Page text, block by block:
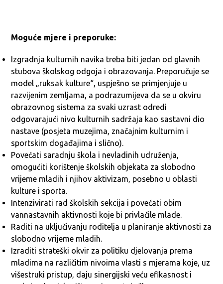
Moguće mjere i preporuke:
Izgradnja kulturnih navika treba biti jedan od glavnih
stubova školskog odgoja i obrazovanja. Preporučuje se
model „ruksak kulture“, uspješno se primjenjuje u
razvijenim zemljama, a podrazumijeva da se u okviru
obrazovnog sistema za svaki uzrast odredi
odgovarajući nivo kulturnih sadržaja kao sastavni dio
nastave (posjeta muzejima, značajnim kulturnim i
sportskim događajima i slično).
Povećati saradnju škola i nevladinih udruženja,
omogućiti korištenje školskih objekata za slobodno
vrijeme mladih i njihov aktivizam, posebno u oblasti
kulture i sporta.
Intenzivirati rad školskih sekcija i povećati obim
vannastavnih aktivnosti koje bi privlačile mlade.
Raditi na uključivanju roditelja u planiranje aktivnosti za
slobodno vrijeme mladih.
Izraditi strateški okvir za politiku djelovanja prema
mladima na različitim nivoima vlasti s mjerama koje, uz
višestruki pristup, daju sinergijski veću efikasnost i